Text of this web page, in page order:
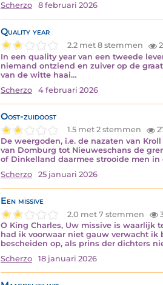
Scherzo
8 februari 2026
Quality year
2.2 met 8 stemmen
In een quality year van een tweede
niemand ontziend en zuiver op de
van de witte haai…
Scherzo
4 februari 2026
Oost-zuidoost
1.5 met 2 stemmen
De weergoden, i.e. de nazaten van
van Domburg tot Nieuweschans de
of Dinkelland daarmee strooide men in
Scherzo
25 januari 2026
Een missive
2.0 met 7 stemmen
O King Charles, Uw missive is waarlijk
had ik voorwaar niet gauw verwacht
bescheiden op, als prins der dichters
Scherzo
18 januari 2026